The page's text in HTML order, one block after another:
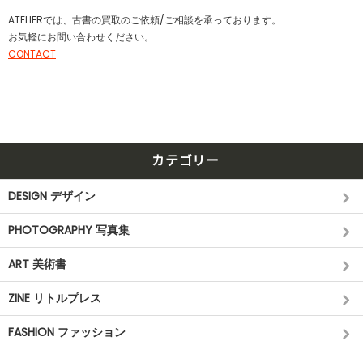
ATELIERでは、古書の買取のご依頼/ご相談を承っております。
お気軽にお問い合わせください。
CONTACT
カテゴリー
DESIGN デザイン
PHOTOGRAPHY 写真集
ART 美術書
ZINE リトルプレス
FASHION ファッション